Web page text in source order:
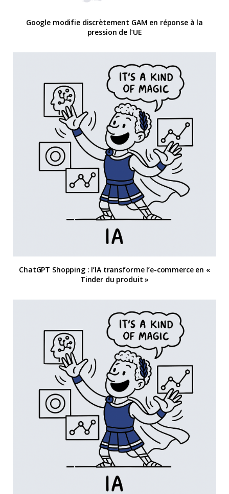
Google modifie discrètement GAM en réponse à la
pression de l’UE
ChatGPT Shopping : l’IA transforme l’e-commerce en «
Tinder du produit »